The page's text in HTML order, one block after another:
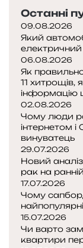
Останні
09.08.2026
Який
06.08.2026
Як
11 хитрощів,
інформацію
02.08.2026
Чому люди
інтернетом
винуватець
29.07.2026
Новий
рак на
17.07.2026
Чому
15.07.2026
Чи варто
квартири